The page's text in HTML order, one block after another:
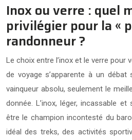
Inox ou verre : quel
privilégier pour la «
randonneur ?
Le choix entre l’inox et le verre
de voyage s’apparente à un débat
vainqueur absolu, seulement le
donnée. L’inox, léger, incassable
être le champion incontesté du
idéal des treks, des activités